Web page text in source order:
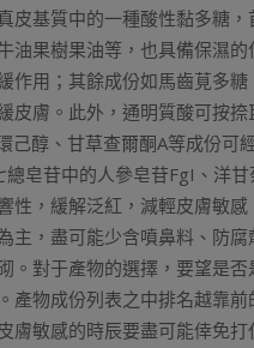
皮基質中的一種酸性黏多糖
油果樹果油等，也具備保濕
作用；其餘成份如馬齒莧多
皮膚。此外，通明質酸可按
醇、甘草查爾酮A等成份可
皂苷中的人參皂苷FgI、洋
性，緩解泛紅，減輕皮膚敏
主，盡可能少含噴鼻料、防
。對于產物的選擇，要望是
產物成份列表之中排名越靠
膚敏感的時辰要盡可能倖免